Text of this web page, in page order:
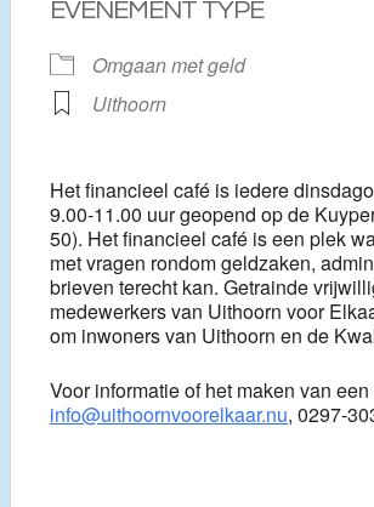
EVENEMENT TYPE
Omgaan met geld
Uithoorn
Het financieel café is iedere
9.00-11.00 uur geopend op de
50). Het financieel café is een plek
met vragen rondom geldzaken,
brieven terecht kan. Getrainde
medewerkers van Uithoorn voor
om inwoners van Uithoorn en de
Voor informatie of het maken van
info@uithoornvoorelkaar.nu, 0297-